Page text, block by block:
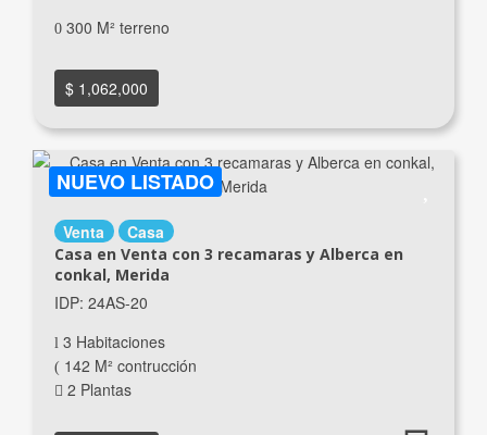
300 M² terreno
$ 1,062,000
NUEVO LISTADO
Venta Casa
Casa en Venta con 3 recamaras y Alberca en
conkal, Merida
IDP: 24AS-20
3 Habitaciones
142 M² contrucción
2 Plantas